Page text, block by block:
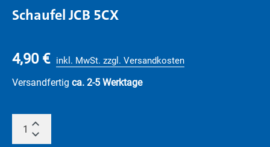
Schaufel JCB 5CX
4,90 € inkl. MwSt. zzgl. Versandkosten
Versandfertig ca. 2-5 Werktage